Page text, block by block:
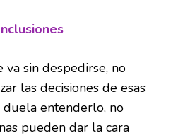
va sin despedirse, no
las decisiones de esas
duela entenderlo, no
pueden dar la cara